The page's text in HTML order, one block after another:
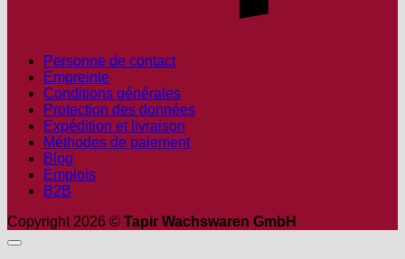
Personne de contact
Empreinte
Conditions générales
Protection des données
Expédition et livraison
Méthodes de paiement
Blog
Emplois
B2B
Copyright 2026 © Tapir Wachswaren GmbH